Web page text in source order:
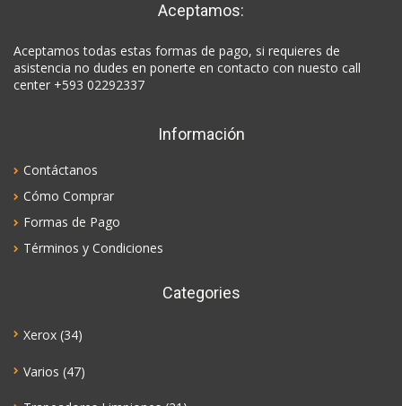
Aceptamos:
Aceptamos todas estas formas de pago, si requieres de
asistencia no dudes en ponerte en contacto con nuesto call
center +593 02292337
Información
Contáctanos
Cómo Comprar
Formas de Pago
Términos y Condiciones
Categories
Xerox (34)
Varios (47)